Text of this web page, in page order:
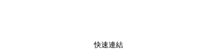
快速連結